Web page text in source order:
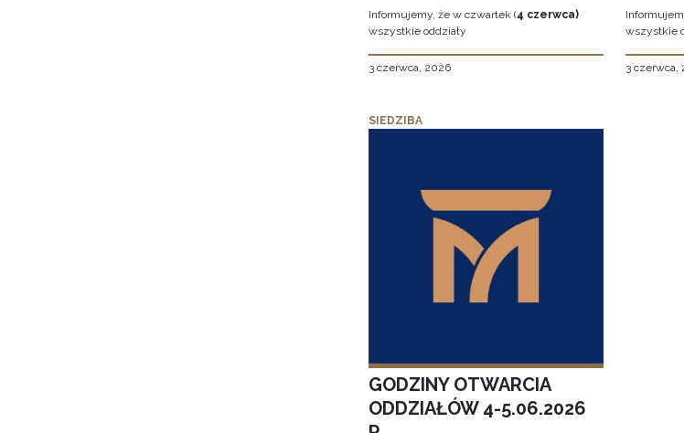
Informujemy, że w czwartek (4 czerwca)
wszystkie oddziały
3 czerwca, 2026
wszystkie
3 czerwca,
SIEDZIBA
GODZINY OTWARCIA
ODDZIAŁÓW 4-5.06.2026